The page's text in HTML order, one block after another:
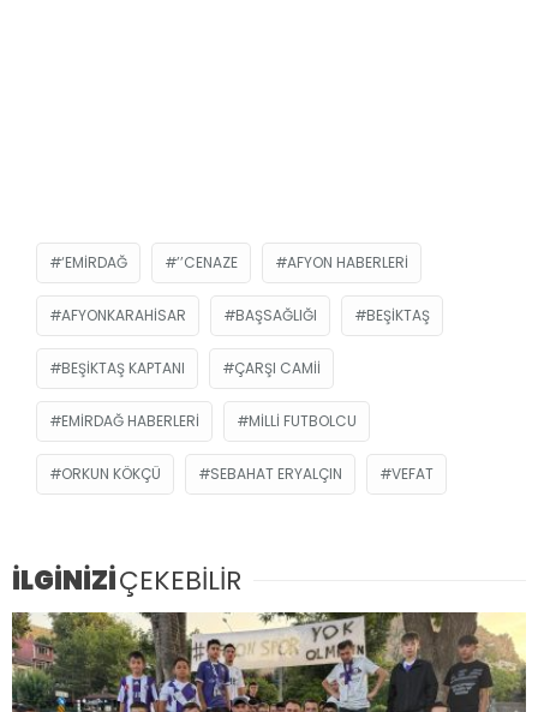
‘EMIRDAĞ ’’CENAZE AFYON HABERLERI
AFYONKARAHISAR BAŞSAĞLIĞI BEŞIKTAŞ
BEŞIKTAŞ KAPTANI ÇARŞI CAMII
EMIRDAĞ HABERLERI MILLI FUTBOLCU
ORKUN KÖKÇÜ SEBAHAT ERYALÇIN VEFAT
İLGİNİZİÇEKEBİLİR